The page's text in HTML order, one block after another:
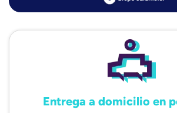
Entrega a domicilio en